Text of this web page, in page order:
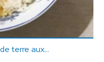
terre aux...